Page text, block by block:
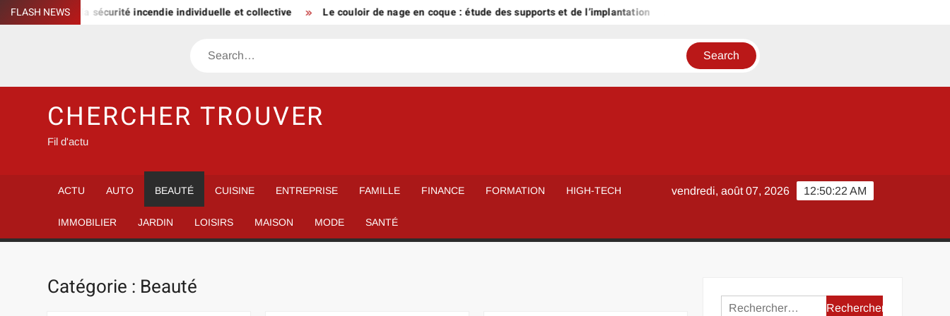
Skip
to
FLASH NEWS
pour la sécurité incendie individuelle et collective Le couloir de nage en coque : étude des supports et de l’implantation Littérature essai au Bac de français : stratégies pour gagner
Search
CHERCHER TROUVER
Fil d'actu
ACTU AUTO BEAUTÉ CUISINE ENTREPRISE FAMILLE FINANCE FORMATION HIGH-TECH
IMMOBILIER JARDIN LOISIRS MAISON MODE SANTÉ
12:50:23 AM
vendredi, août 07, 2026
Catégorie : Beauté
Rechercher :